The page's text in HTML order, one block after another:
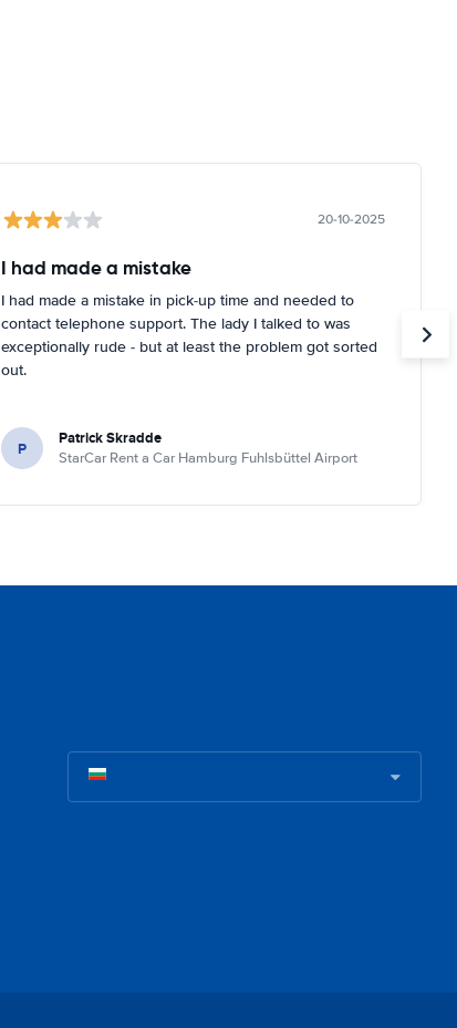
20-10-2025
I had made a mistake
I had made a mistake in pick-up time and needed to
contact telephone support. The lady I talked to was
exceptionally rude - but at least the problem got sorted
out.
P Patrick Skradde
StarCar Rent a Car Hamburg Fuhlsbüttel Airport